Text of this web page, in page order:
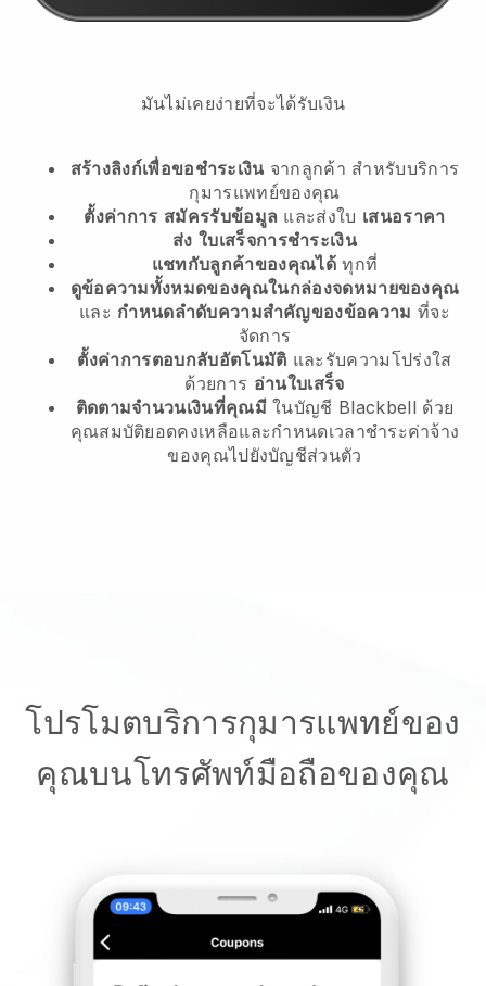
มันไม่เคยง่ายที่จะได้รับเงิน
สร้างลิงก์เพื่อขอชำระเงินจากลูกค้า สำหรับบริการ
กุมารแพทย์ของคุณ
ตั้งค่าการ สมัครรับข้อมูล และส่งใบ เสนอราคา
ส่ง ใบเสร็จการชำระเงิน
แชทกับลูกค้าของคุณได้ทุกที่
ดูข้อความทั้งหมดของคุณในกล่องจดหมายของคุณ
และ กำหนดลำดับความสำคัญของข้อความ ที่จะ
จัดการ
ตั้งค่าการตอบกลับอัตโนมัติ และรับความโปร่งใส
ด้วยการ อ่านใบเสร็จ
ติดตามจำนวนเงินที่คุณมีในบัญชี Blackbell ด้วย
คุณสมบัติยอดคงเหลือและกำหนดเวลาชำระค่าจ้าง
ของคุณไปยังบัญชีส่วนตัว
โปรโมตบริการกุมารแพทย์ของ
คุณบนโทรศัพท์มือถือของคุณ